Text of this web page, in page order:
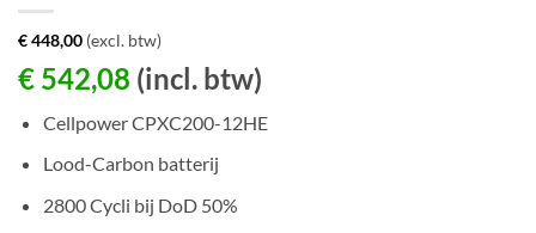
€448,00 (excl. btw)
€ 542,08 (incl. btw)
Cellpower CPXC200-12HE
Lood-Carbon batterij
2800 Cycli bij DoD 50%